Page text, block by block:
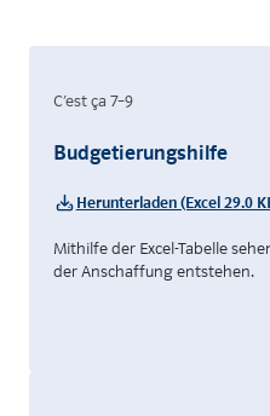
C’est ça 7–9
Budgetierungshilfe
Herunterladen (Excel 29.0
Mithilfe der Excel-Tabelle
der Anschaffung entstehen.